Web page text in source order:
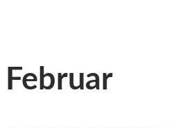
Februar